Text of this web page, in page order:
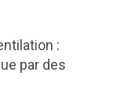
:
par des